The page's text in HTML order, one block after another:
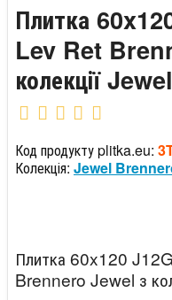
Плитка
Lev Ret
колекції
Код продукту plitka.eu:
Колекція: Jewel
Плитка 60x120
Brennero Jewel з